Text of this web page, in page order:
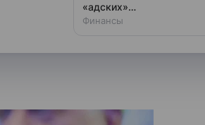
«адских»
антироссийских санкций
Финансы